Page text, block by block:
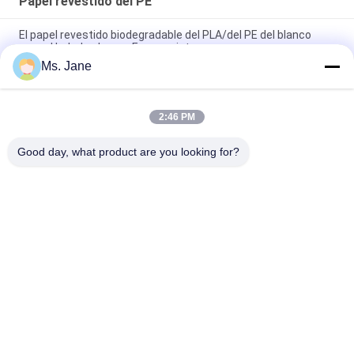
El papel revestido biodegradable del PLA/del PE del blanco
para el helado ahueca Eco - amistoso
papel sintético no desgarrable del artículo de 150um 200um
para el material de publicidad
la prenda impermeable y Oilproof PE de 80gsm 100gsm
Ms. Jane
2:46 PM
Good day, what product are you looking for?